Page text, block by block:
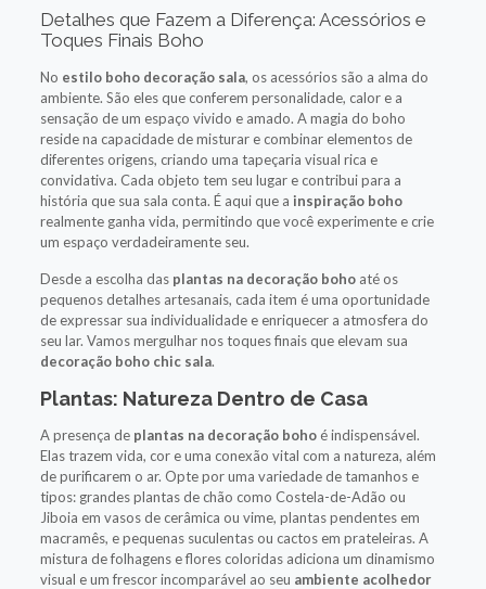
Detalhes que Fazem a Diferença: Acessórios e
Toques Finais Boho
No estilo boho decoração sala, os acessórios são a alma do
ambiente. São eles que conferem personalidade, calor e a
sensação de um espaço vivido e amado. A magia do boho
reside na capacidade de misturar e combinar elementos de
diferentes origens, criando uma tapeçaria visual rica e
convidativa. Cada objeto tem seu lugar e contribui para a
história que sua sala conta. É aqui que a inspiração boho
realmente ganha vida, permitindo que você experimente e crie
um espaço verdadeiramente seu.
Desde a escolha das plantas na decoração bohoaté os
pequenos detalhes artesanais, cada item é uma oportunidade
de expressar sua individualidade e enriquecer a atmosfera do
seu lar. Vamos mergulhar nos toques finais que elevam sua
decoração boho chic sala.
Plantas: Natureza Dentro de Casa
A presença de plantas na decoração bohoé indispensável.
Elas trazem vida, cor e uma conexão vital com a natureza, além
de purificarem o ar. Opte por uma variedade de tamanhos e
tipos: grandes plantas de chão como Costela-de-Adão ou
Jiboia em vasos de cerâmica ou vime, plantas pendentes em
macramês, e pequenas suculentas ou cactos em prateleiras. A
mistura de folhagens e flores coloridas adiciona um dinamismo
visual e um frescor incomparável ao seu ambiente acolhedor